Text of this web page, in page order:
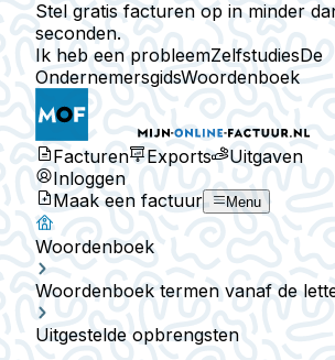
Stel gratis facturen op in minder
seconden.
Ik heb een probleemZelfstudiesDe
OndernemersgidsWoordenboek
Facturen Exports
Uitgaven
Inloggen
Maak een factuur
Menu
Woordenboek
Woordenboek termen vanaf de
Uitgestelde opbrengsten